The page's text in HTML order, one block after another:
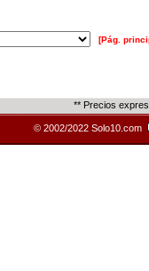
[Pág.
** Precios
© 2002/2022 Solo10.com